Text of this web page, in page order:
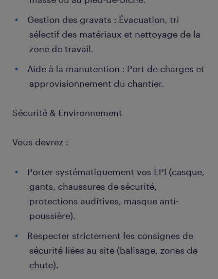
Gestion des gravats : Évacuation, tri
sélectif des matériaux et nettoyage de la
zone de travail.
Aide à la manutention : Port de charges et
approvisionnement du chantier.
Sécurité & Environnement
Vous devrez :
Porter systématiquement vos EPI (casque,
gants, chaussures de sécurité,
protections auditives, masque anti-
poussière).
Respecter strictement les consignes de
sécurité liées au site (balisage, zones de
chute).